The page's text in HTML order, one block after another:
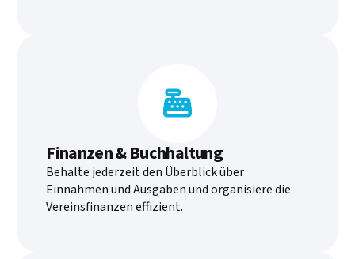

Finanzen & Buchhaltung
Behalte jederzeit den Überblick über
Einnahmen und Ausgaben und organisiere die
Vereinsfinanzen effizient.